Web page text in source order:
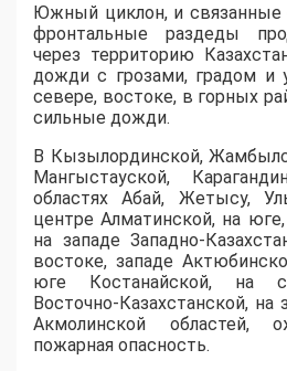
Южный циклон, и
фронтальные раздеды
через территорию
дожди с грозами, градом и
севере, востоке, в горных
сильные дожди.
В Кызылординской,
Мангыстауской,
областях Абай, Жетысу,
центре Алматинской, на
на западе Западно-
востоке, западе
юге Костанайской, на
Восточно-Казахстанской, на
Акмолинской областей,
пожарная опасность.